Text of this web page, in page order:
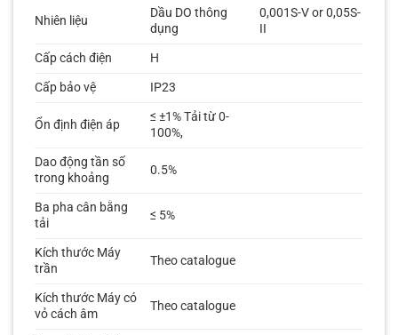
Nhiên liệu
Dầu DO thông
dụng
0,001S-V or 0,05S-
II
Cấp cách điện
H
Cấp bảo vệ
IP23
Ổn định điện áp
≤ ±1% Tải từ 0-
100%,
Dao động tần số
trong khoảng
0.5%
Ba pha cân bằng
tải
≤ 5%
Kích thước Máy
trần
Theo catalogue
Kích thước Máy có
vỏ cách âm
Theo catalogue